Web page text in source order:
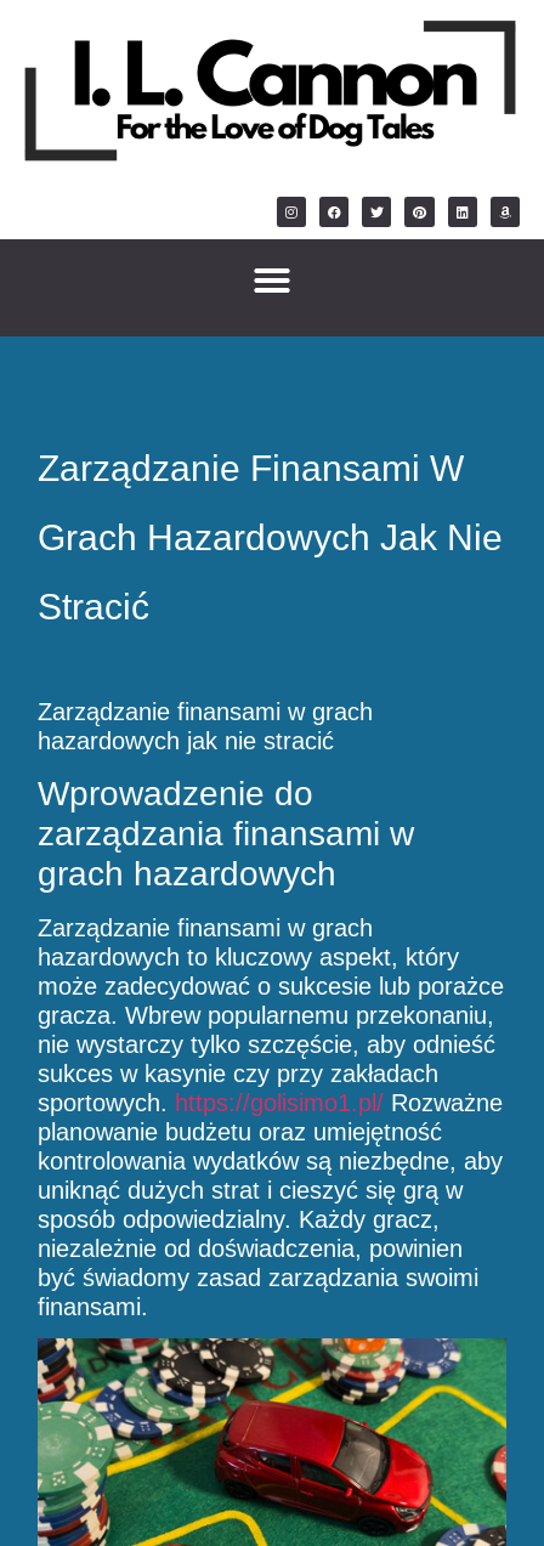
Zarządzanie Finansami W
Grach Hazardowych Jak Nie
Stracić
Zarządzanie finansami w grach
hazardowych jak nie stracić
Wprowadzenie do
zarządzania finansami w
grach hazardowych
Zarządzanie finansami w grach
hazardowych to kluczowy aspekt, który
może zadecydować o sukcesie lub porażce
gracza. Wbrew popularnemu przekonaniu,
nie wystarczy tylko szczęście, aby odnieść
sukces w kasynie czy przy zakładach
sportowych. https://golisimo1.pl/ Rozważne
planowanie budżetu oraz umiejętność
kontrolowania wydatków są niezbędne, aby
uniknąć dużych strat i cieszyć się grą w
sposób odpowiedzialny. Każdy gracz,
niezależnie od doświadczenia, powinien
być świadomy zasad zarządzania swoimi
finansami.